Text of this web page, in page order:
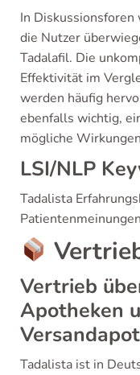
In
die Nutzer
Tadalafil. Die
Effektivität im
werden häufig
ebenfalls wichtig,
mögliche
LSI/NLP
Tadalista
Vertrieb
Apotheken
Tadalista ist in